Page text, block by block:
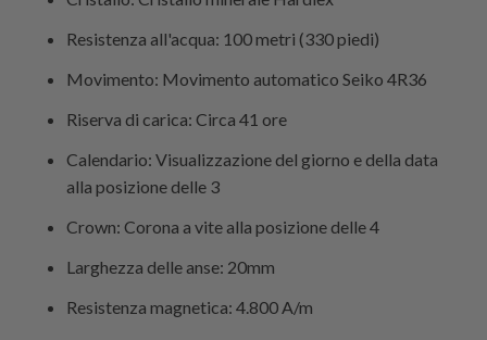
Resistenza all'acqua: 100 metri (330 piedi)
Movimento: Movimento automatico Seiko 4R36
Riserva di carica: Circa 41 ore
Calendario: Visualizzazione del giorno e della data
alla posizione delle 3
Crown: Corona a vite alla posizione delle 4
Larghezza delle anse: 20mm
Resistenza magnetica: 4.800 A/m